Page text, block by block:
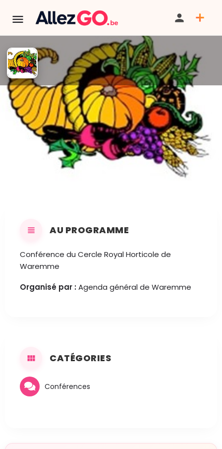
"Les arbres et arbustes aux
feuillages et troncs décoratifs
ou Les Dalhias "
PARTAGER SAUVEGARDER
AU PROGRAMME
Conférence du Cercle Royal Horticole de
Waremme
Organisé par :Agenda général de Waremme
CATÉGORIES
Conférences